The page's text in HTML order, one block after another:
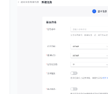
API_V2参考
产品定价
Solution-Xchain